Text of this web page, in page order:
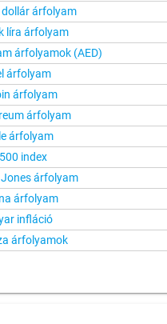
dollár árfolyam
líra árfolyam
árfolyamok (AED)
árfolyam
árfolyam
árfolyam
árfolyam
index
árfolyam
árfolyam
infláció
árfolyamok